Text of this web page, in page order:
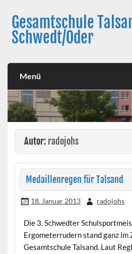
contentGesamtschule
Schwedt/Oder
Menü
Autor: radojohs
Medaillenregen für Talsand
18. Januar 2013 radojohs
Die 3. Schwedter
Ergometerrudern stand ganz im
Gesamtschule Talsand. Laut